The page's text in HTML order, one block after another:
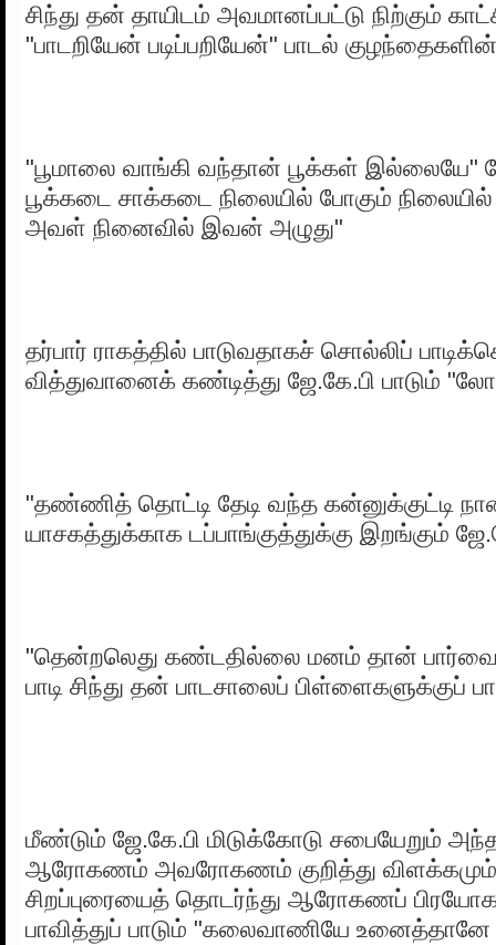
சிந்து தன் தாயிடம் அவமானப்பட்டு நிற்கும்
"பாடறியேன் படிப்பறியேன்" பாடல்
"பூமாலை வாங்கி வந்தான் பூக்கள் இல்லையே"
பூக்கடை சாக்கடை நிலையில் போகும் நிலையில்
அவள் நினைவில் இவன் அழுது"
தர்பார் ராகத்தில் பாடுவதாகச் சொல்லிப்
வித்துவானைக் கண்டித்து ஜே.கே.பி பாடும்
"தண்ணித் தொட்டி தேடி வந்த கன்னுக்குட்டி
யாசகத்துக்காக டப்பாங்குத்துக்கு இறங்கும்
"தென்றலெது கண்டதில்லை மனம் தான்
பாடி சிந்து தன் பாடசாலைப் பிள்ளைகளுக்குப்
மீண்டும் ஜே.கே.பி மிடுக்கோடு சபையேறும்
ஆரோகணம் அவரோகணம் குறித்து
சிறப்புரையைத் தொடர்ந்து ஆரோகணப்
பாவித்துப் பாடும் "கலைவாணியே